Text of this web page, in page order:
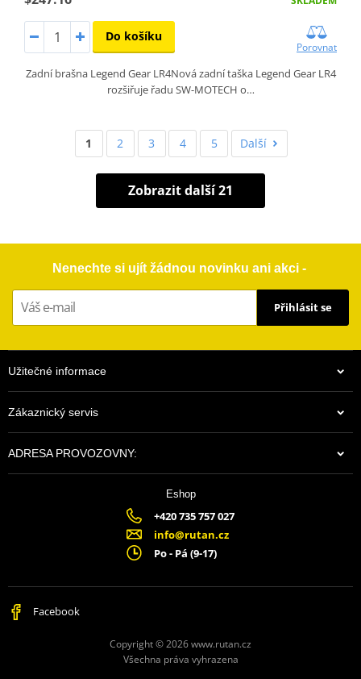
Do košíku
Porovnat
Zadní brašna Legend Gear LR4Nová zadní taška Legend Gear LR4
rozšiřuje řadu SW-MOTECH o…
1 2 3 4 5 Další
Zobrazit další 21
Nenechte si ujít žádnou novinku ani akci -
Přihlásit se
Užitečné informace
Zákaznický servis
ADRESA PROVOZOVNY:
Eshop
+420 735 757 027
info@rutan.cz
Po - Pá (9-17)
Facebook
Copyright © 2026 www.rutan.cz
Všechna práva vyhrazena